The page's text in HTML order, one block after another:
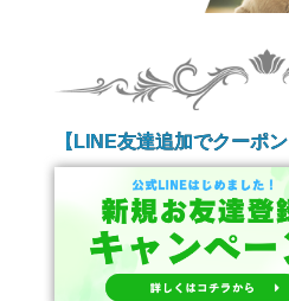
【LINE友達追加でクーポ